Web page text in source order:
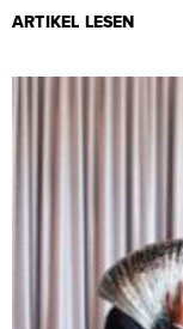
ARTIKEL LESEN